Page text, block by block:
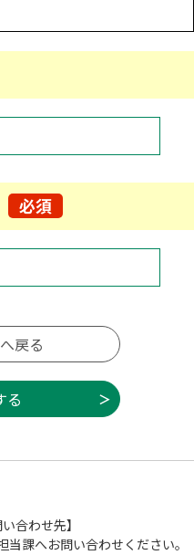
必須
合わせ先】
課へお問い合わせください。